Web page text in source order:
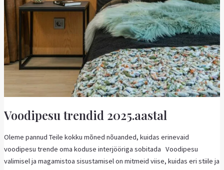
Voodipesu trendid 2025.aastal
Oleme pannud Teile kokku mõned nõuanded, kuidas erinevaid
voodipesu trende oma koduse interjööriga sobitada Voodipesu
valimisel ja magamistoa sisustamisel on mitmeid viise, kuidas eri stiile ja